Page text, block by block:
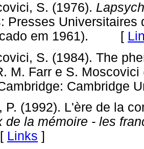
S. (1976).
Presses Universitaires
em 1961). [
S. (1984). The
M. Farr e S.
P. (1992). L'ère de la
de la mémoire - les
Links ]